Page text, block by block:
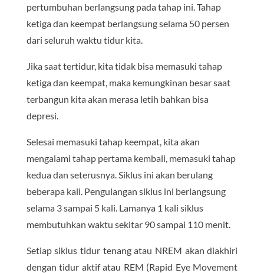
pertumbuhan berlangsung pada tahap ini. Tahap
ketiga dan keempat berlangsung selama 50 persen
dari seluruh waktu tidur kita.
Jika saat tertidur, kita tidak bisa memasuki tahap
ketiga dan keempat, maka kemungkinan besar saat
terbangun kita akan merasa letih bahkan bisa
depresi.
Selesai memasuki tahap keempat, kita akan
mengalami tahap pertama kembali, memasuki tahap
kedua dan seterusnya. Siklus ini akan berulang
beberapa kali. Pengulangan siklus ini berlangsung
selama 3 sampai 5 kali. Lamanya 1 kali siklus
membutuhkan waktu sekitar 90 sampai 110 menit.
Setiap siklus tidur tenang atau NREM akan diakhiri
dengan tidur aktif atau REM (Rapid Eye Movement